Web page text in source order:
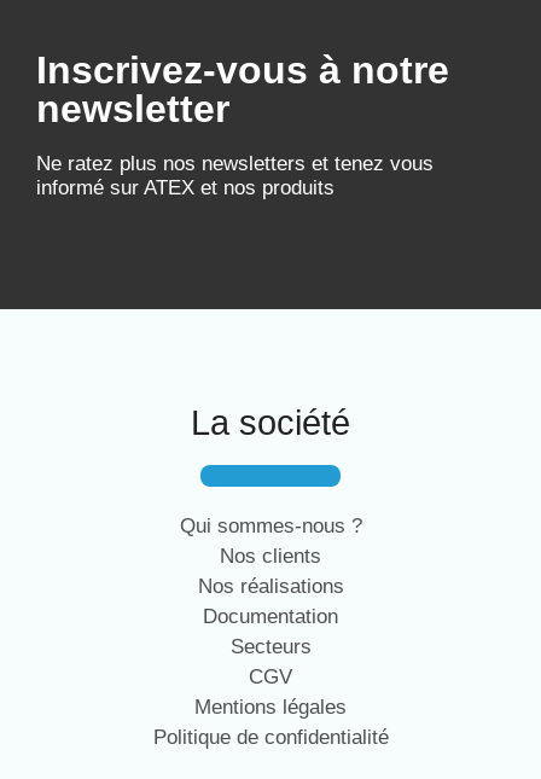
Inscrivez-vous à notre
newsletter
Ne ratez plus nos newsletters et tenez vous
informé sur ATEX et nos produits
La société
Qui sommes-nous ?
Nos clients
Nos réalisations
Documentation
Secteurs
CGV
Mentions légales
Politique de confidentialité